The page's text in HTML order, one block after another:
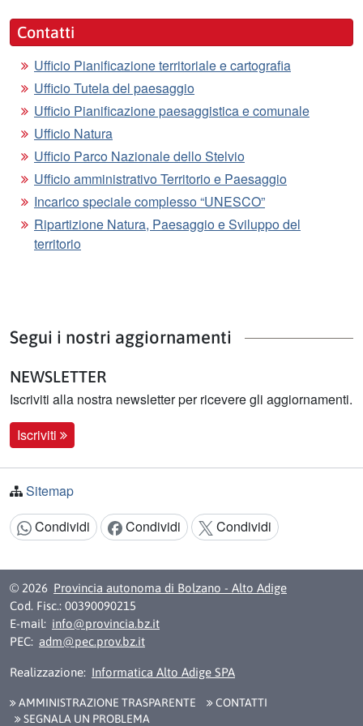
Contatti
Ufficio Pianificazione territoriale e cartografia
Ufficio Tutela del paesaggio
Ufficio Pianificazione paesaggistica e comunale
Ufficio Natura
Ufficio Parco Nazionale dello Stelvio
Ufficio amministrativo Territorio e Paesaggio
Incarico speciale complesso “UNESCO”
Ripartizione Natura, Paesaggio e Sviluppo del
territorio
Segui i nostri aggiornamenti
NEWSLETTER
Iscriviti alla nostra newsletter per ricevere gli aggiornamenti.
Iscriviti
Sitemap
Condividi:
Condividi Condividi Condividi
© 2026 Provincia autonoma di Bolzano - Alto Adige
Cod. Fisc.: 00390090215
E-mail: info@provincia.bz.it
PEC: adm@pec.prov.bz.it
Realizzazione: Informatica Alto Adige SPA
AMMINISTRAZIONE TRASPARENTE
CONTATTI
SEGNALA UN PROBLEMA